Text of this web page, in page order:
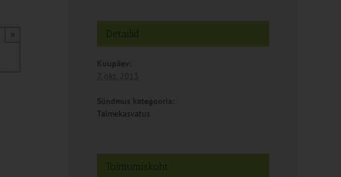
× Detailid
Kuupäev:
7. okt. 2013
Sündmus kategooria:
Taimekasvatus
Toimumiskoht